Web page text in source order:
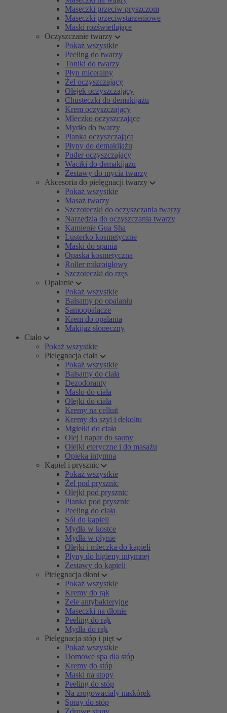
Maseczki przeciw pryszczom
Maseczki przeciwstarzeniowe
Maski rozświetlające
Oczyszczanie twarzy
Pokaż wszystkie
Peeling do twarzy
Toniki do twarzy
Płyn miceralny
Żel oczyszczający
Olejek oczyszczający
Chusteczki do demakijażu
Krem oczyszczający
Mleczko oczyszczające
Mydło do twarzy
Pianka oczyszczająca
Płyny do demakijażu
Puder oczyszczający
Waciki do demakijażu
Zestawy do mycia twarzy
Akcesoria do pielęgnacji twarzy
Pokaż wszystkie
Masaż twarzy
Szczoteczki do oczyszczania twarzy
Narzędzia do oczyszczania twarzy
Kamienie Gua Sha
Lusterko kosmetyczne
Maski do spania
Opaska kosmetyczna
Roller mikroigłowy
Szczoteczki do rzęs
Opalanie
Pokaż wszystkie
Balsamy po opalaniu
Samoopalacze
Krem do opalania
Makijaż słoneczny
Ciało
Pokaż wszystkie
Pielęgnacja ciała
Pokaż wszystkie
Balsamy do ciała
Dezodoranty
Masło do ciała
Olejki do ciała
Kremy na celluit
Kremy do szyi i dekoltu
Mgiełki do ciała
Olej i napar do sauny
Olejki eteryczne i do masażu
Opieka intymna
Kąpiel i prysznic
Pokaż wszystkie
Żel pod prysznic
Olejki pod prysznic
Pianka pod prysznic
Peeling do ciała
Sól do kąpieli
Mydła w kostce
Mydła w płynie
Olejki i mleczka do kąpieli
Płyny do higieny intymnej
Zestawy do kąpieli
Pielęgnacja dłoni
Pokaż wszystkie
Kremy do rąk
Żele antybakteryjne
Maseczki na dłonie
Peeling do rąk
Mydła do rąk
Pielęgnacja stóp i pięt
Pokaż wszystkie
Domowe spa dla stóp
Kremy do stóp
Maski na stopy
Peeling do stóp
Na zrogowaciały naskórek
Spray do stóp
Zdrowe stopy